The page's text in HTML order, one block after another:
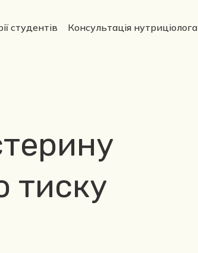
студентів Консультація нутриціолога
тиску